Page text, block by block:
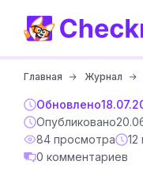
Главная Журнал
Обновлено
Опубликовано
84 просмотра
12
0 комментариев